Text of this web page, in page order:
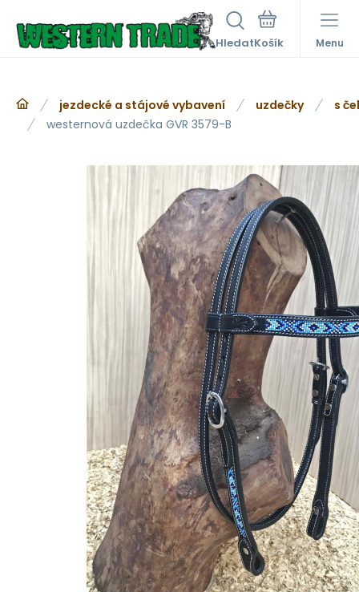
Hledat Menu
jezdecké a stájové vybavení uzdečky
s
westernová uzdečka GVR 3579-B